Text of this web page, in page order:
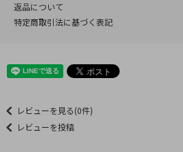
返品について
特定商取引法に基づく表記
レビューを見る(0件)
レビューを投稿